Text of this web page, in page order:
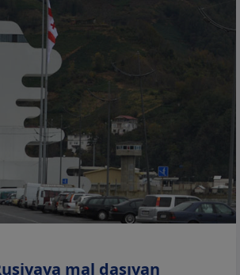
mal daşıyan